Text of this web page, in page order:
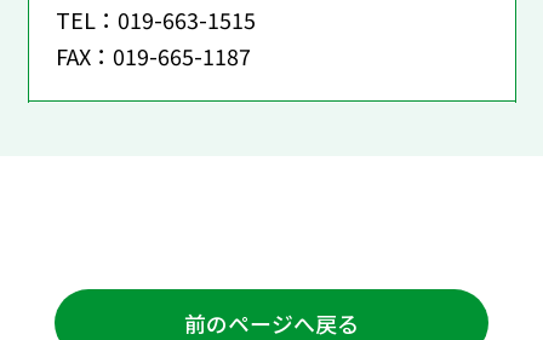
TEL：019-663-1515
FAX：019-665-1187
前のページへ戻る